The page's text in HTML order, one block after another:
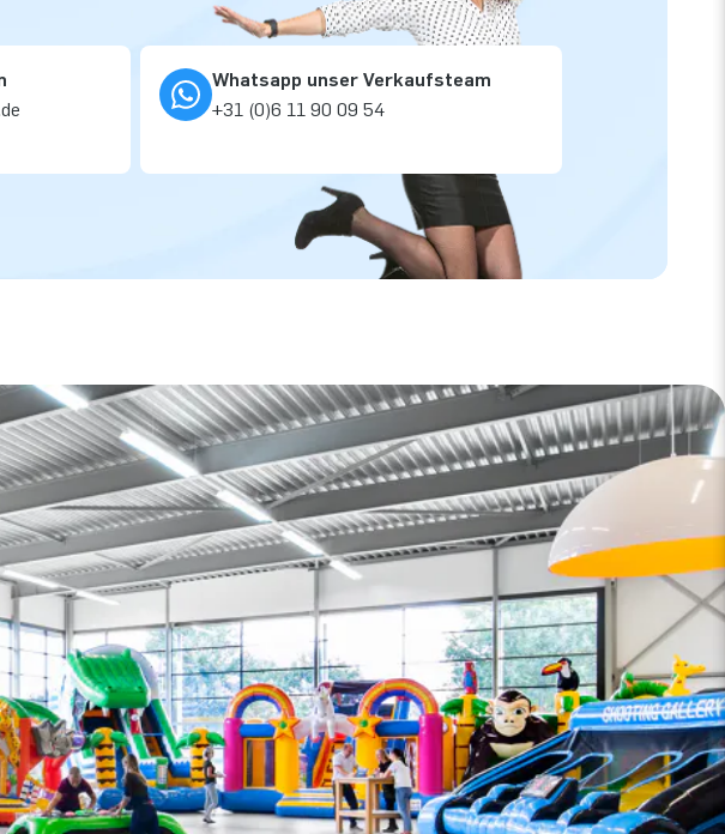
Whatsapp unser Verkaufsteam
+31 (0)6 11 90 09 54